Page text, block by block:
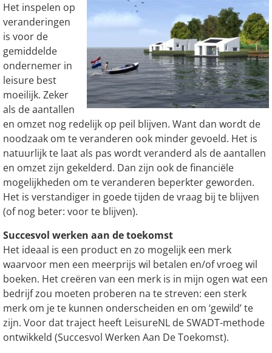
Het inspelen op
veranderingen
is voor de
gemiddelde
ondernemer in
leisure best
moeilijk. Zeker
als de aantallen
en omzet nog redelijk op peil blijven. Want dan wordt de
noodzaak om te veranderen ook minder gevoeld. Het is
natuurlijk te laat als pas wordt veranderd als de aantallen
en omzet zijn gekelderd. Dan zijn ook de financiële
mogelijkheden om te veranderen beperkter geworden.
Het is verstandiger in goede tijden de vraag bij te blijven
(of nog beter: voor te blijven).
Succesvol werken aan de toekomst
Het ideaal is een product en zo mogelijk een merk
waarvoor men een meerprijs wil betalen en/of vroeg wil
boeken. Het creëren van een merk is in mijn ogen wat een
bedrijf zou moeten proberen na te streven: een sterk
merk om je te kunnen onderscheiden en om ‘gewild’ te
zijn. Voor dat traject heeft LeisureNL de SWADT-methode
ontwikkeld (Succesvol Werken Aan De Toekomst).